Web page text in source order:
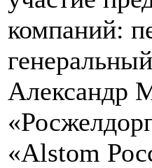
компаний:
Александр
«Alstom